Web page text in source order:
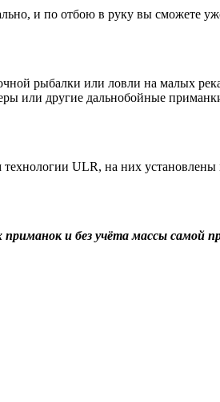
и по отбою в руку вы сможете
рыбалки или ловли на малых
или другие дальнобойные
ULR, на них
и без учёта массы самой